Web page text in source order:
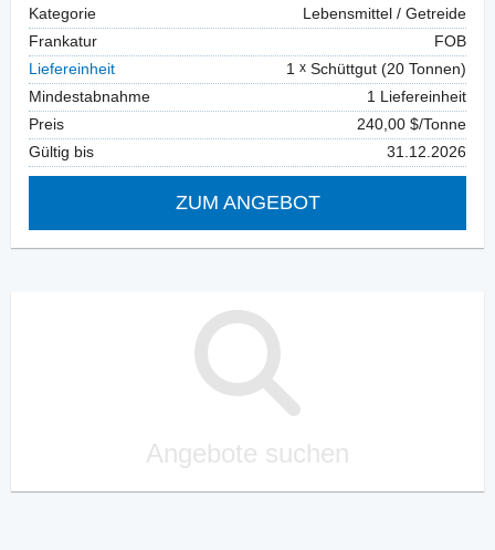
Kategorie
Lebensmittel / Getreide
Frankatur
FOB
Liefereinheit
1
Schüttgut (20 Tonnen)
Mindestabnahme
1 Liefereinheit
Preis
240,00 $/Tonne
Gültig bis
31.12.2026
ZUM ANGEBOT
Angebote suchen